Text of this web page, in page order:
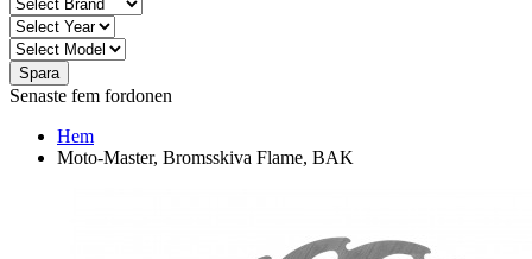
Spara
Senaste fem fordonen
Hem
Moto-Master, Bromsskiva Flame, BAK